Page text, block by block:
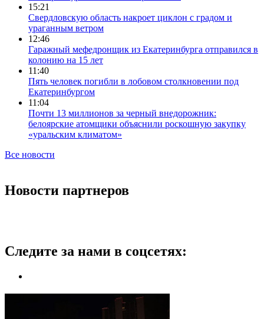
15:21
Свердловскую область накроет циклон с градом и
ураганным ветром
12:46
Гаражный мефедронщик из Екатеринбурга отправился в
колонию на 15 лет
11:40
Пять человек погибли в лобовом столкновении под
Екатеринбургом
11:04
Почти 13 миллионов за черный внедорожник:
белоярские атомщики объяснили роскошную закупку
«уральским климатом»
Все новости
Новости партнеров
Следите за нами в соцсетях: